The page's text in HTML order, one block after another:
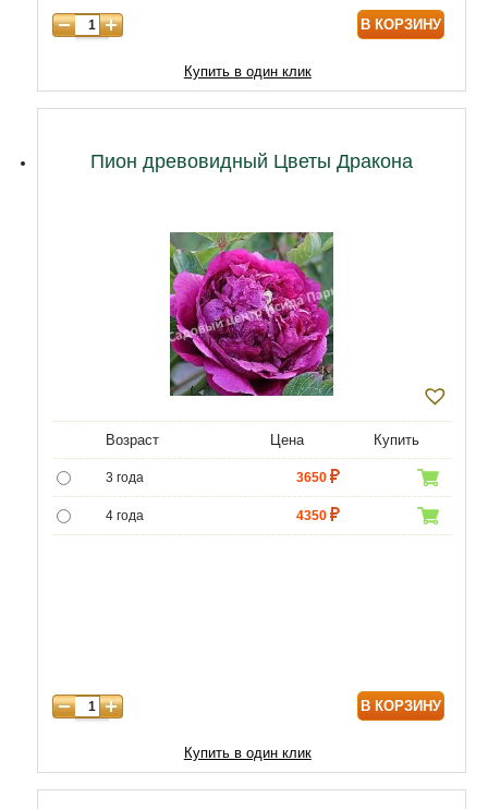
В КОРЗИНУ
Купить в один клик
Пион древовидный Цветы Дракона
Возраст Цена Купить
3 года 3650
4 года 4350
В КОРЗИНУ
Купить в один клик